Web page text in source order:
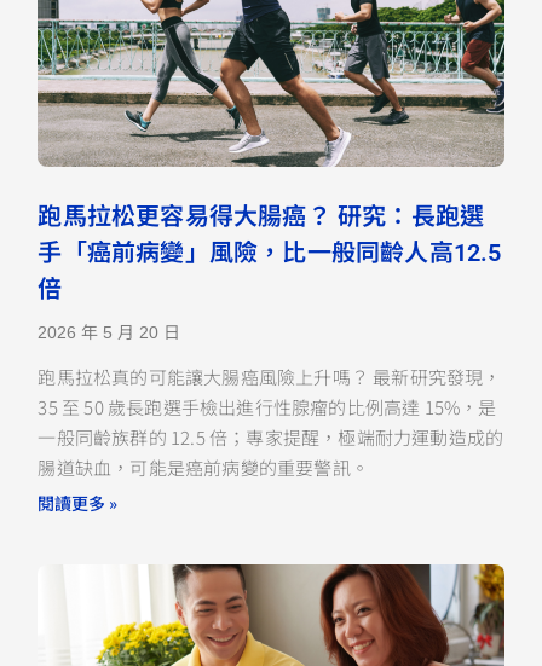
跑馬拉松更容易得大腸癌？ 研究：長跑選
手「癌前病變」風險，比一般同齡人高12.5
倍
2026 年 5 月 20 日
跑馬拉松真的可能讓大腸癌風險上升嗎？ 最新研究發現，
35 至 50 歲長跑選手檢出進行性腺瘤的比例高達 15%，是
一般同齡族群的 12.5 倍；專家提醒，極端耐力運動造成的
腸道缺血，可能是癌前病變的重要警訊。
閱讀更多 »